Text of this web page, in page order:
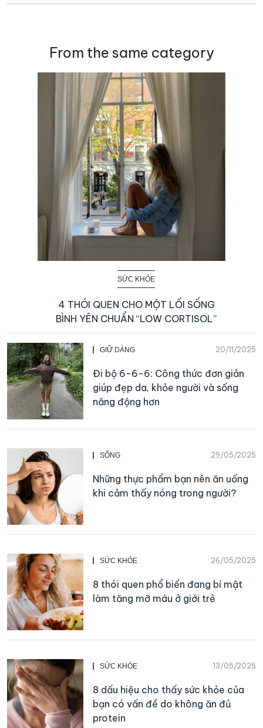
From the same category
SỨC KHỎE
4 THÓI QUEN CHO MỘT LỐI SỐNG
BÌNH YÊN CHUẨN “LOW CORTISOL”
GIỮ DÁNG 20/11/2025
Đi bộ 6-6-6: Công thức đơn giản
giúp đẹp da, khỏe người và sống
năng động hơn
SỐNG 29/05/2025
Những thực phẩm bạn nên ăn uống
khi cảm thấy nóng trong người?
SỨC KHỎE 26/05/2025
8 thói quen phổ biến đang bí mật
làm tăng mỡ máu ở giới trẻ
SỨC KHỎE 13/05/2025
8 dấu hiệu cho thấy sức khỏe của
bạn có vấn đề do không ăn đủ
protein